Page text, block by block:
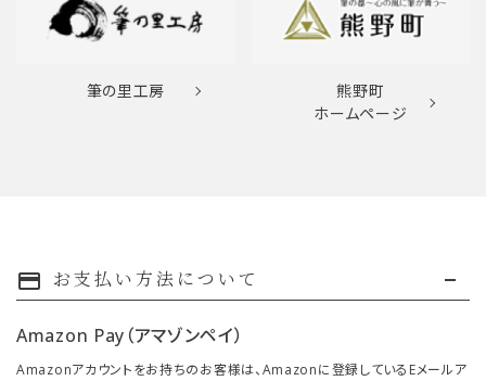
筆の里工房
熊野町
ホームページ
payment お支払い方法について
Amazon Pay（アマゾンペイ）
Amazonアカウントをお持ちのお客様は、Amazonに登録しているEメールア